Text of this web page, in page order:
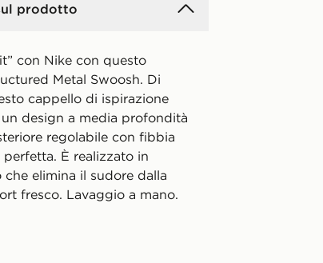
prodotto
con Nike con questo
Metal Swoosh. Di
cappello di ispirazione
design a media profondità
regolabile con fibbia
È realizzato in
elimina il sudore dalla
fresco. Lavaggio a mano.